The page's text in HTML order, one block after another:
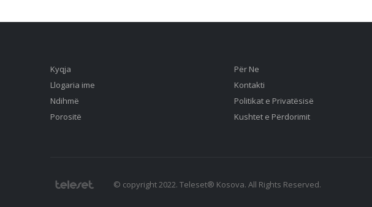
Kyqja
Llogaria ime
Ndihmë
Porositë
Për Ne
Kontakti
Politikat e Privatësisë
Kushtet e Përdorimit
© copyright 2022. Teleset® Kosova. All Rights Reserved.